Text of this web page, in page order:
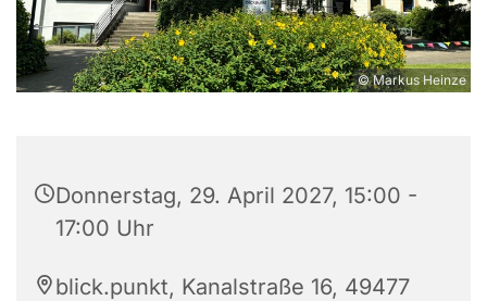
© Markus Heinze
Donnerstag, 29. April 2027, 15:00 -
17:00 Uhr
blick.punkt, Kanalstraße 16, 49477